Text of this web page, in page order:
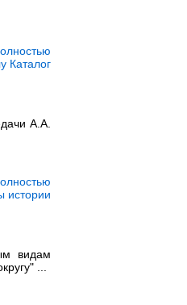
Каталог
А.А.
истории
видам
...